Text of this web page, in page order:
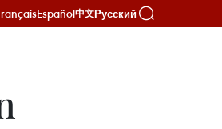
Español中文Русский